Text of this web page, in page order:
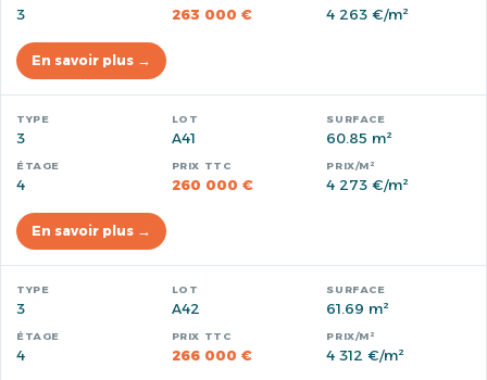
3 263 000 € 4 263 €/m²
En savoir plus →
3 A41 60.85 m²
4 260 000 € 4 273 €/m²
En savoir plus →
3 A42 61.69 m²
4 266 000 € 4 312 €/m²